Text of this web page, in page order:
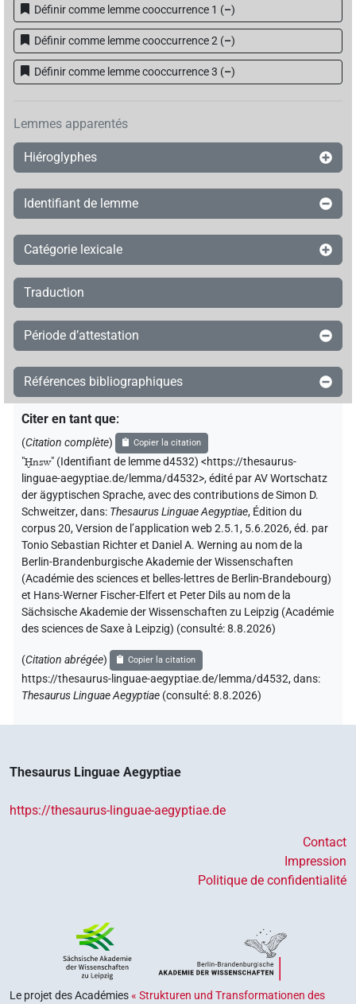
Définir comme lemme cooccurrence 1 (–)
Définir comme lemme cooccurrence 2 (–)
Définir comme lemme cooccurrence 3 (–)
Lemmes apparentés
Hiéroglyphes
Identifiant de lemme
Catégorie lexicale
Traduction
Période d’attestation
Références bibliographiques
Citer en tant que:
(Citation complète) Copier la citation
"Ḫnsw" (Identifiant de lemme d4532) <https://thesaurus-
linguae-aegyptiae.de/lemma/d4532>,édité par AV Wortschatz
der ägyptischen Sprache,avec des contributions deSimon D.
Schweitzer,dans: Thesaurus Linguae Aegyptiae, Édition du
corpus 20, Version de l’application web 2.5.1, 5.6.2026, éd. par
Tonio Sebastian Richter et Daniel A. Werning au nom de la
Berlin-Brandenburgische Akademie der Wissenschaften
(Académie des sciences et belles-lettres de Berlin-Brandebourg)
et Hans-Werner Fischer-Elfert et Peter Dils au nom de la
Sächsische Akademie der Wissenschaften zu Leipzig (Académie
des sciences de Saxe à Leipzig) (consulté:8.8.2026)
(Citation abrégée) Copier la citation
https://thesaurus-linguae-aegyptiae.de/lemma/d4532,dans:
Thesaurus Linguae Aegyptiae (consulté:8.8.2026)
Thesaurus Linguae Aegyptiae
https://thesaurus-linguae-aegyptiae.de
Contact
Impression
Politique de confidentialité
Le projet des Académies« Strukturen und Transformationen des